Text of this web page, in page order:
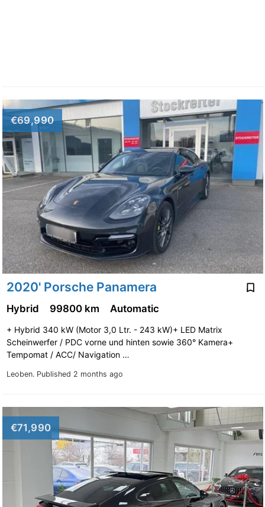
€69,990
2020' Porsche Panamera
Leoben. Published 2 months ago
Hybrid 99800 km Automatic
+ Hybrid 340 kW (Motor 3,0 Ltr. - 243 kW)+ LED Matrix
Scheinwerfer / PDC vorne und hinten sowie 360° Kamera+
Tempomat / ACC/ Navigation …
€71,990